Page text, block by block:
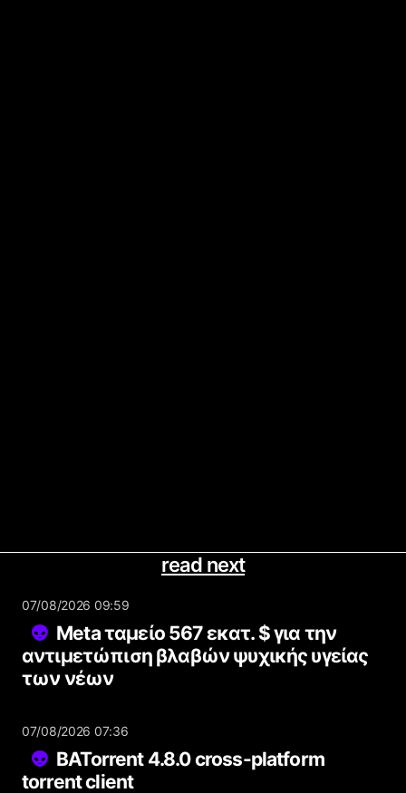
read next
07/08/2026 09:59
Meta ταμείο 567 εκατ. $ για την
αντιμετώπιση βλαβών ψυχικής υγείας
των νέων
07/08/2026 07:36
BATorrent 4.8.0 cross-platform
torrent client